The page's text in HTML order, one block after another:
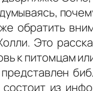
обратить
Это
к питомцам
из